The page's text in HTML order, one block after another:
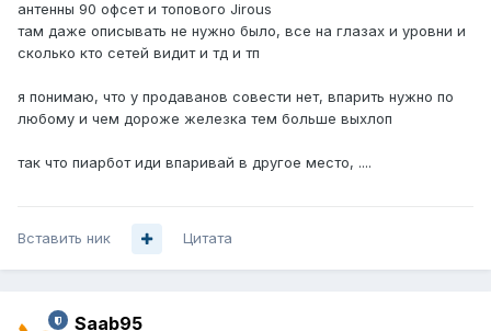
антенны 90 офсет и топового Jirous
там даже описывать не нужно было, все на глазах и уровни и
сколько кто сетей видит и тд и тп
я понимаю, что у продаванов совести нет, впарить нужно по
любому и чем дороже железка тем больше выхлоп
так что пиарбот иди впаривай в другое место, ....
Вставить ник Цитата
Saab95